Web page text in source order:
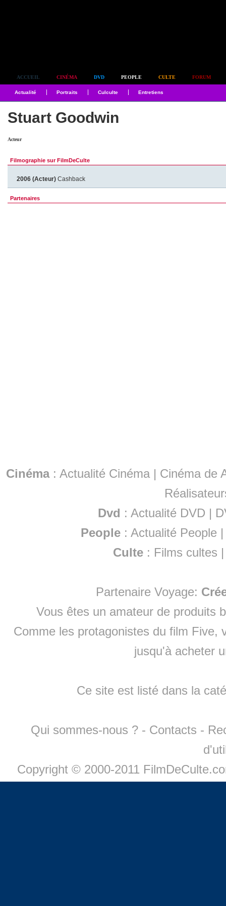
ACCUEIL CINÉMA DVD PEOPLE CULTE FORUM
Actualité Portraits Culculte Entretiens
Stuart Goodwin
Acteur
Filmographie sur FilmDeCulte
2006 (Acteur) Cashback
Partenaires
Cinéma: Actualité Cinéma | Cinéma de
Dvd : Actualité DVD |
People :Actualité People
Culte : Films cultes
Partenaire Voyage:
Vous êtes un amateur de produits
Comme les protagonistes du film Five,
jusqu'à acheter
Ce site est listé dans la
Qui sommes-nous ? - Contacts -
Copyright © 2000-2011